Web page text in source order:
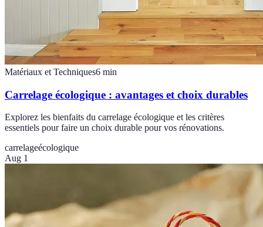
Matériaux et Techniques6 min
Carrelage écologique : avantages et choix durables
Explorez les bienfaits du carrelage écologique et les critères
essentiels pour faire un choix durable pour vos rénovations.
carrelageécologique
Aug 1